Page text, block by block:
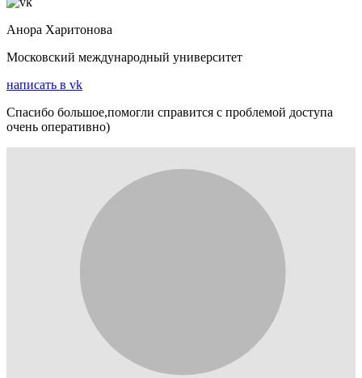
Анора Харитонова
Московский международный университет
написать в vk
Спасибо большое,помогли справится с проблемой доступа
очень оперативно)